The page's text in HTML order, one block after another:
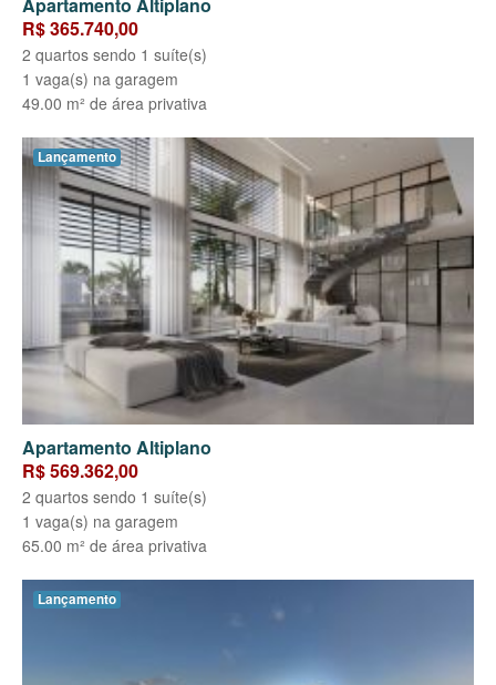
R$ 365.740,00
2 quartos sendo 1 suíte(s)
1 vaga(s) na garagem
49.00 m² de área privativa
Lançamento
Apartamento Altiplano
R$ 569.362,00
2 quartos sendo 1 suíte(s)
1 vaga(s) na garagem
65.00 m² de área privativa
Lançamento